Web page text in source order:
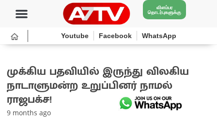
விளம்பர
தொடர்புகளுக்கு
Youtube Facebook WhatsApp
முக்கிய பதவியில் இருந்து விலகிய
நாடாளுமன்ற உறுப்பினர் நாமல்
ராஜபக்ச!
9 months ago